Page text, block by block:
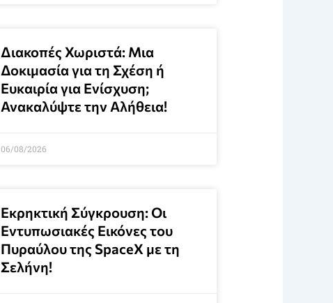
Διακοπές Χωριστά: Μια
Δοκιμασία για τη Σχέση ή
Ευκαιρία για Ενίσχυση;
Ανακαλύψτε την Αλήθεια!
06/08/2026
Εκρηκτική Σύγκρουση: Οι
Εντυπωσιακές Εικόνες του
Πυραύλου της SpaceX με τη
Σελήνη!